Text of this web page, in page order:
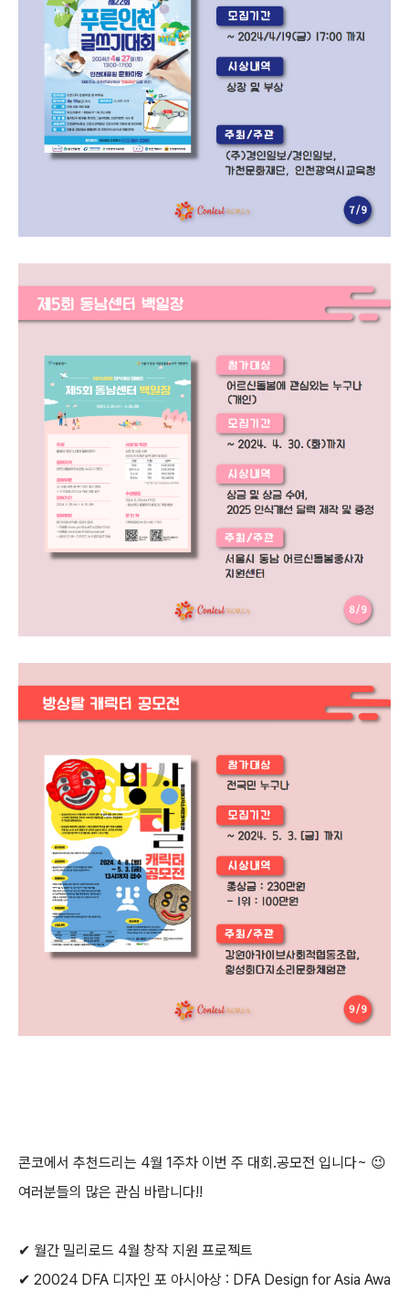
콘코에서 추천드리는 4월 1주차 이번 주 대회.공모전 입니다~ 😉
여러분들의 많은 관심 바랍니다!!
✔ 월간 밀리로드 4월 창작 지원 프로젝트
✔ 20024 DFA 디자인 포 아시아상 : DFA Design for Asia Awa